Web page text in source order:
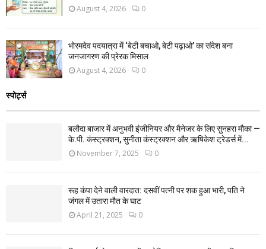
August 4, 2026 0
भोरमदेव पदयात्रा में ‘बेटी बचाओ, बेटी पढ़ाओ’ का संदेश बना
जनजागरण की प्रेरक मिसाल
August 4, 2026 0
स्पोर्ट्स
बलौदा बाजार में अनुभवी इंजीनियर और मैनेजर के लिए सुनहरा मौका —
के.पी. कंस्ट्रक्शन, सुनीता कंस्ट्रक्शन और ऋषिकेश ट्रेडर्स में...
November 7, 2025 0
रूह कंपा देने वाली वारदात: दसवीं पत्नी पर शक हुआ भारी, पति ने
जंगल में उतारा मौत के घाट
April 21, 2025 0